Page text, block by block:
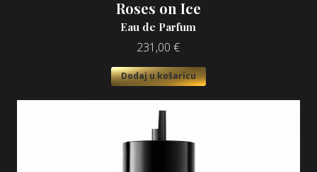
Roses on Ice
Eau de Parfum
231,00 €
Dodaj u košaricu